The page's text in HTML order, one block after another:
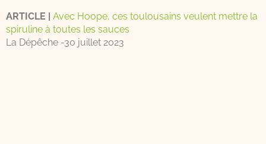
ARTICLE | Avec Hoope, ces toulousains veulent mettre la
spiruline à toutes les sauces
La Dépêche -30 juillet 2023